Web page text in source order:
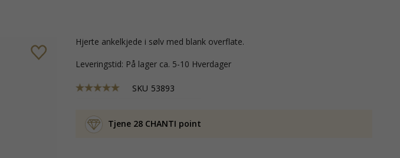
hjerte ankelkjede i sølv med blank overflate.
Leveringstid: På lager ca. 5-10 Hverdager
SKU 53893
Tjene 28 CHANTI point